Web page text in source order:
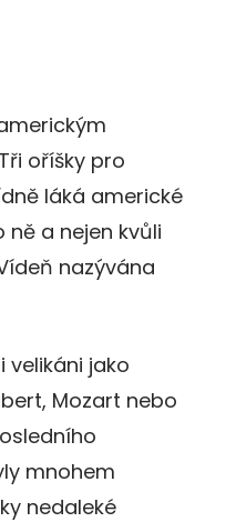
oříšky pro
láká americké
ně a nejen kvůli
nazývána
velikáni jako
Mozart nebo
mnohem
nedaleké